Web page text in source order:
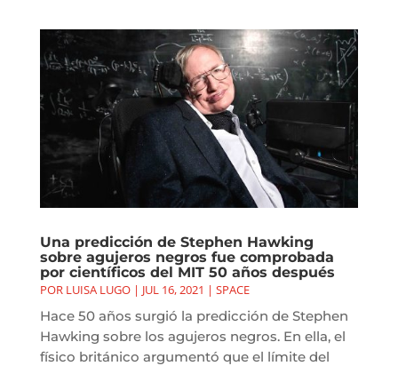
Una predicción de Stephen Hawking
sobre agujeros negros fue comprobada
por científicos del MIT 50 años después
POR LUISA LUGO| JUL 16, 2021 | SPACE
Hace 50 años surgió la predicción de Stephen
Hawking sobre los agujeros negros. En ella, el
físico británico argumentó que el límite del